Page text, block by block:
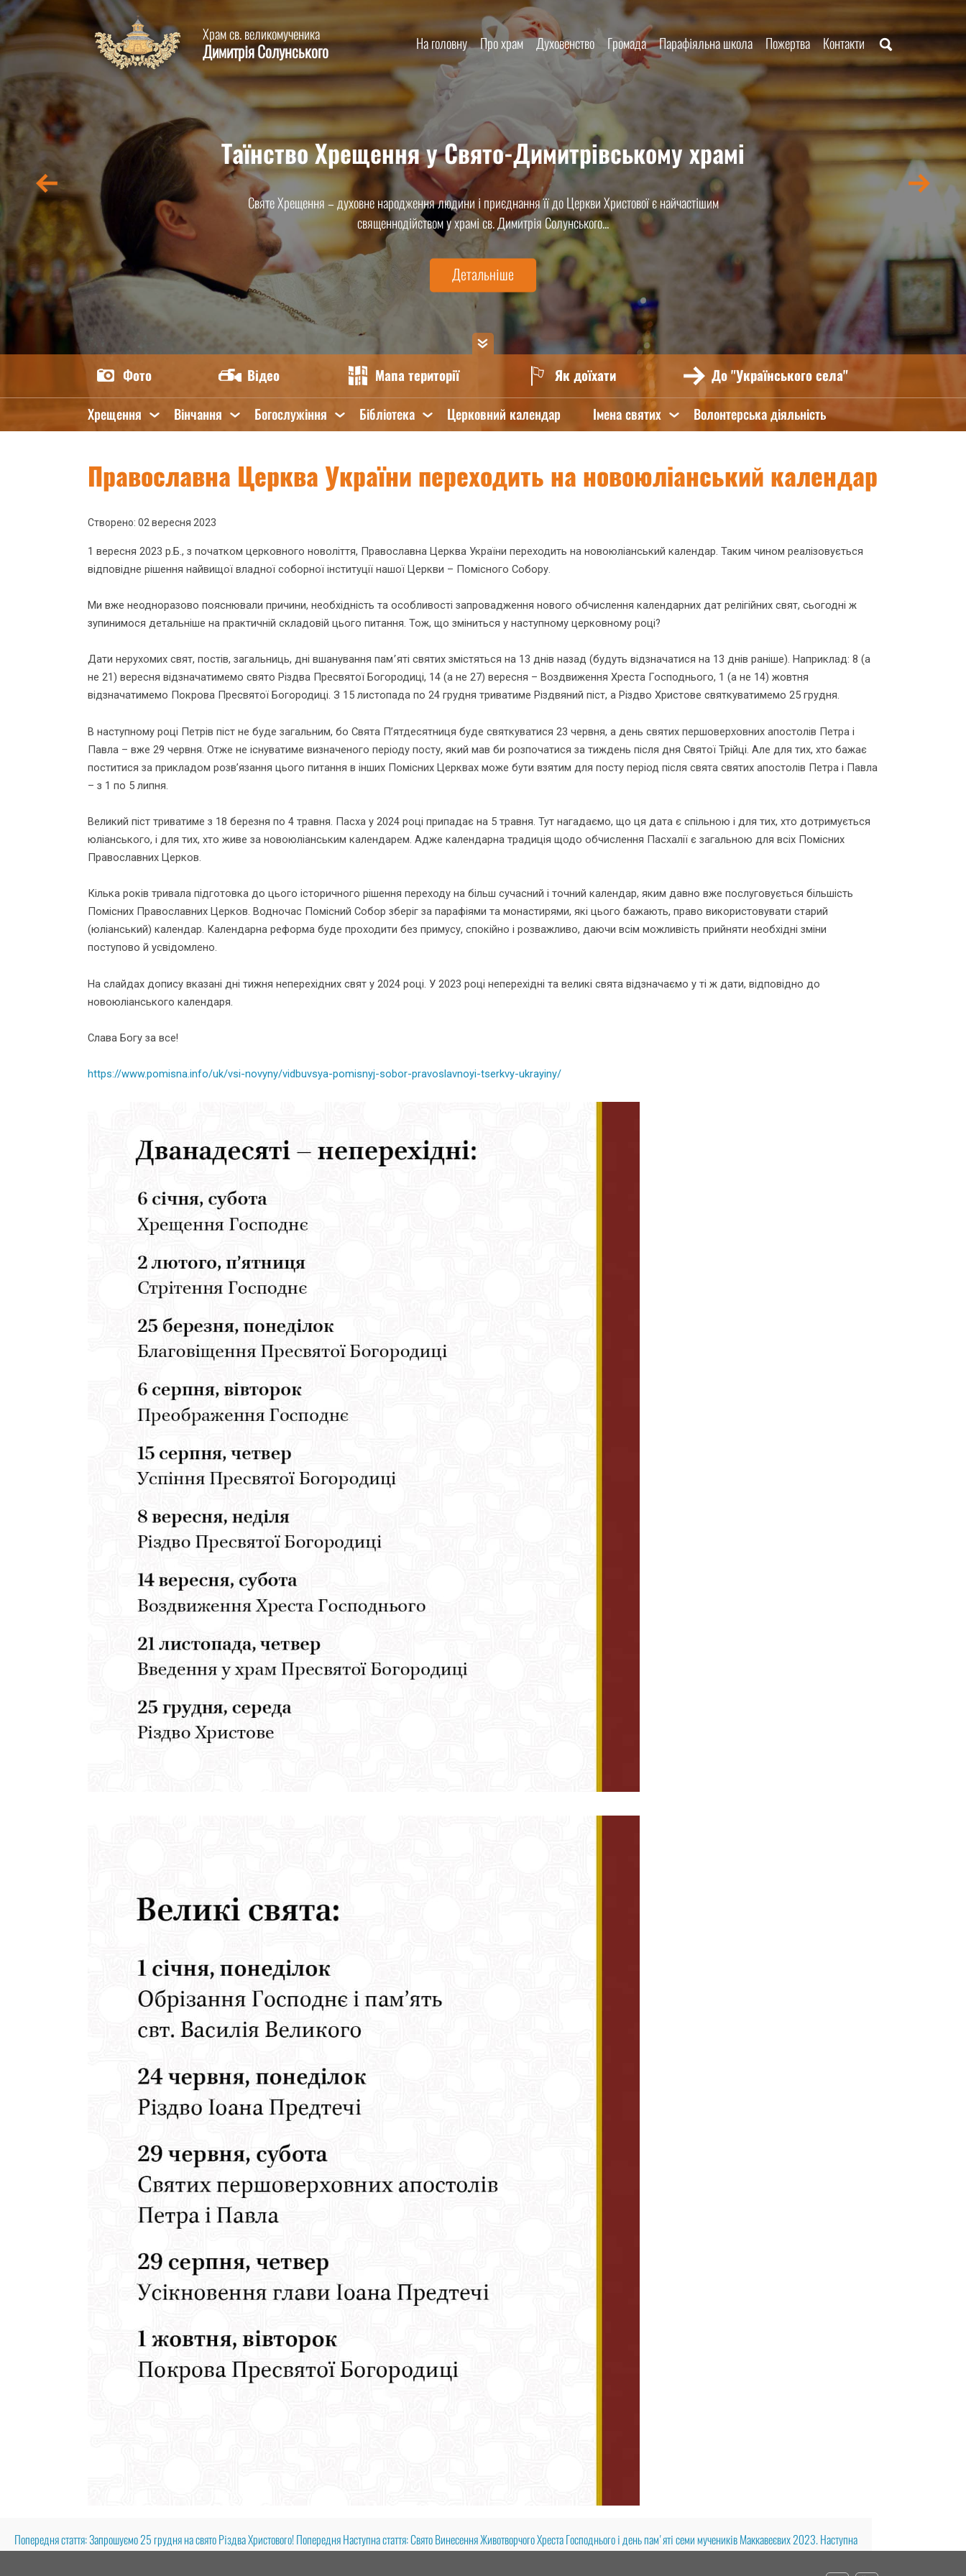
Храм св. великомученика
Димитрія Солунського На головну Про храм Духовенство Громада Парафіяльна школа Пожертва Контакти
Фото Відео Мапа території Як доїхати До "Українського села"
Хрещення Вінчання Богослужіння Бібліотека Церковний календар Імена святих Волонтерська діяльність
Таїнство Хрещення у Свято-Димитрівському храмі
Святе Хрещення – духовне народження людини і приєднання її до Церкви Христової є найчастішим
священнодійством у храмі св. Димитрія Солунського...
Детальніше
Православна Церква України переходить на новоюліанський календар
Створено: 02 вересня 2023
1 вересня 2023 р.Б., з початком церковного новоліття, Православна Церква України переходить на новоюліанський календар. Таким чином реалізовується
відповідне рішення найвищої владної соборної інституції нашої Церкви – Помісного Собору.
Ми вже неодноразово пояснювали причини, необхідність та особливості запровадження нового обчислення календарних дат релігійних свят, сьогодні ж
зупинимося детальніше на практичній складовій цього питання. Тож, що зміниться у наступному церковному році?
Дати нерухомих свят, постів, загальниць, дні вшанування пам՚яті святих змістяться на 13 днів назад (будуть відзначатися на 13 днів раніше). Наприклад: 8 (а
не 21) вересня відзначатимемо свято Різдва Пресвятої Богородиці, 14 (а не 27) вересня – Воздвиження Хреста Господнього, 1 (а не 14) жовтня
відзначатимемо Покрова Пресвятої Богородиці. З 15 листопада по 24 грудня триватиме Різдвяний піст, а Різдво Христове святкуватимемо 25 грудня.
В наступному році Петрів піст не буде загальним, бо Свята П’ятдесятниця буде святкуватися 23 червня, а день святих першоверховних апостолів Петра і
Павла – вже 29 червня. Отже не існуватиме визначеного періоду посту, який мав би розпочатися за тиждень після дня Святої Трійці. Але для тих, хто бажає
поститися за прикладом розвʼязання цього питання в інших Помісних Церквах може бути взятим для посту період після свята святих апостолів Петра і Павла
– з 1 по 5 липня.
Великий піст триватиме з 18 березня по 4 травня. Пасха у 2024 році припадає на 5 травня. Тут нагадаємо, що ця дата є спільною і для тих, хто дотримується
юліанського, і для тих, хто живе за новоюліанським календарем. Адже календарна традиція щодо обчислення Пасхалії є загальною для всіх Помісних
Православних Церков.
Кілька років тривала підготовка до цього історичного рішення переходу на більш сучасний і точний календар, яким давно вже послуговується більшість
Помісних Православних Церков. Водночас Помісний Собор зберіг за парафіями та монастирями, які цього бажають, право використовувати старий
(юліанський) календар. Календарна реформа буде проходити без примусу, спокійно і розважливо, даючи всім можливість прийняти необхідні зміни
поступово й усвідомлено.
На слайдах допису вказані дні тижня неперехідних свят у 2024 році. У 2023 році неперехідні та великі свята відзначаємо у ті ж дати, відповідно до
новоюліанського календаря.
Слава Богу за все!
https://www.pomisna.info/uk/vsi-novyny/vidbuvsya-pomisnyj-sobor-pravoslavnoyi-tserkvy-ukrayiny/
Попередня стаття: Запрошуємо 25 грудня на свято Різдва Христового!ПопередняНаступна стаття: Свято Винесення Животворчого Хреста Господнього і день памʼяті семи мучеників Маккавеєвих 2023.Наступна